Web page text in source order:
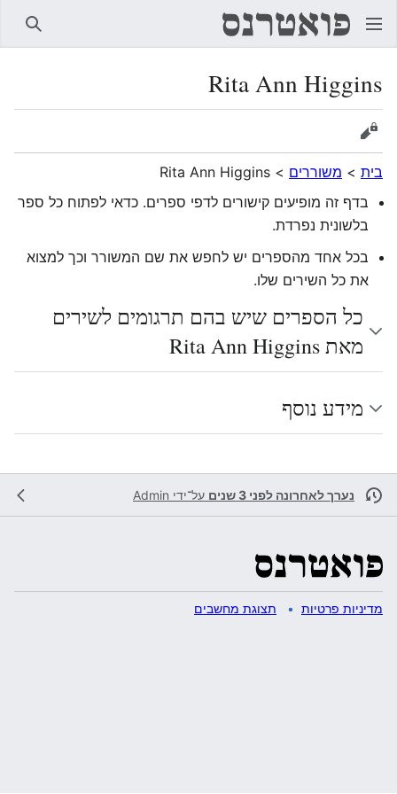
Rita Ann Higgins
הצגת מקור
בית > משוררים >
Rita Ann Higgins
בדף זה מופיעים קישורים לדפי ספרים. כדאי לפתוח כל ספר
בלשונית נפרדת.
בכל אחד מהספרים יש לחפש את שם המשורר וכך למצוא
את כל השירים שלו.
כל הספרים שיש בהם תרגומים לשירים
מאת Rita Ann Higgins
מידע נוסף
נערך לאחרונה לפני 3 שנים על־ידי Admin
מדיניות פרטיות תצוגת מחשבים